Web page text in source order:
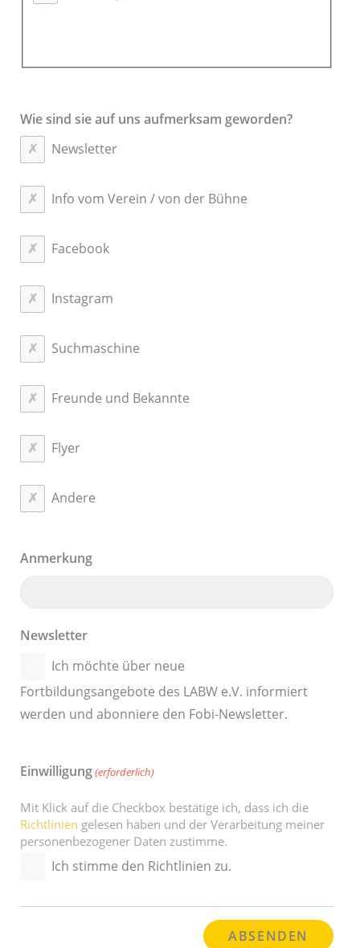
Wie sind sie auf uns aufmerksam geworden?
Newsletter
Info vom Verein / von der Bühne
Facebook
Instagram
Suchmaschine
Freunde und Bekannte
Flyer
Andere
Anmerkung
Newsletter
Ich möchte über neue
Fortbildungsangebote des LABW e.V. informiert
werden und abonniere den Fobi-Newsletter.
Einwilligung(erforderlich)
Mit Klick auf die Checkbox bestätige ich, dass ich die
Richtlinien gelesen haben und der Verarbeitung meiner
personenbezogener Daten zustimme.
Ich stimme den Richtlinien zu.